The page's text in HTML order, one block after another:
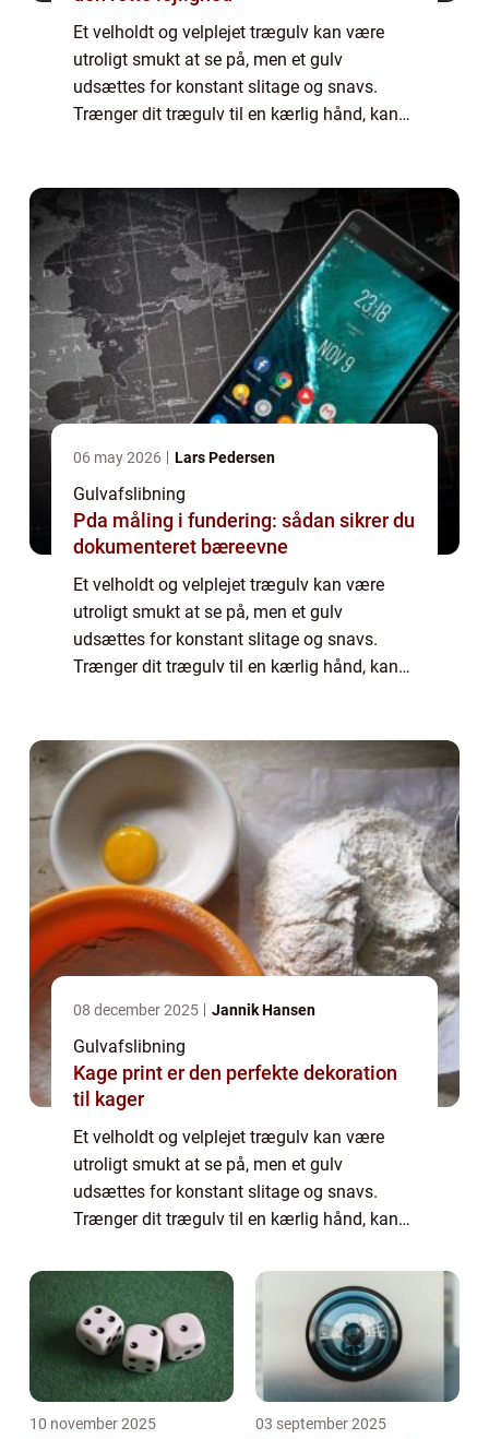
Et velholdt og velplejet trægulv kan være
utroligt smukt at se på, men et gulv
udsættes for konstant slitage og snavs.
Trænger dit trægulv til en kærlig hånd, kan
06 may 2026 Lars Pedersen
Gulvafslibning
Pda måling i fundering: sådan sikrer du
dokumenteret bæreevne
Et velholdt og velplejet trægulv kan være
utroligt smukt at se på, men et gulv
udsættes for konstant slitage og snavs.
Trænger dit trægulv til en kærlig hånd, kan
De...
08 december 2025 Jannik Hansen
Gulvafslibning
Kage print er den perfekte dekoration
til kager
Et velholdt og velplejet trægulv kan være
utroligt smukt at se på, men et gulv
udsættes for konstant slitage og snavs.
Trænger dit trægulv til en kærlig hånd, kan
med en afslibning, så det bliver flot igen.
De...
10 november 2025 03 september 2025